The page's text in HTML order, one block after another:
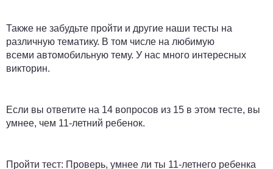
Также не забудьте пройти и другие наши тесты на
различную тематику. В том числе на любимую
всеми автомобильную тему. У нас много интересных
викторин.
Если вы ответите на 14 вопросов из 15 в этом тесте, вы
умнее, чем 11-летний ребенок.
Пройти тест: Проверь, умнее ли ты 11-летнего ребенка